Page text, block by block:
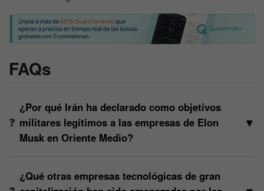
FAQs
¿Por qué Irán ha declarado como objetivos
militares legítimos a las empresas de Elon
Musk en Oriente Medio?
▼
¿Qué otras empresas tecnológicas de gran